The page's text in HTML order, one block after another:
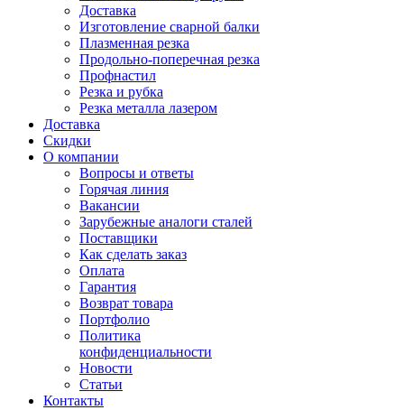
Доставка
Изготовление сварной балки
Плазменная резка
Продольно-поперечная резка
Профнастил
Резка и рубка
Резка металла лазером
Доставка
Скидки
О компании
Вопросы и ответы
Горячая линия
Вакансии
Зарубежные аналоги сталей
Поставщики
Как сделать заказ
Оплата
Гарантия
Возврат товара
Портфолио
Политика
конфиденциальности
Новости
Статьи
Контакты